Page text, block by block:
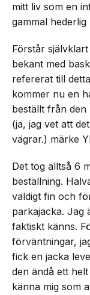
mitt liv som en
gammal hederlig
Förstår
bekant med
refererat till
kommer nu en
beställt från
(ja, jag vet att
vägrar.) märke
Det tog alltså 6
beställning.
väldigt fin och
parkajacka. Jag
faktiskt känns.
förväntningar,
fick en jacka
den ändå ett
känna mig som